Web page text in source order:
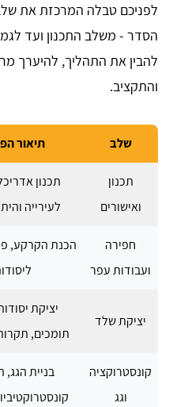
לפניכם טבלה המרכזת את
הסדר - משלב התכנון ועד
להבין את התהליך, להיערך
והתקציב.
שלב תיאור
תכנון
ואישורים
תכנון
לעירייה
חפירה
ועבודות עפר
הכנת הקרקע,
יציקת שלד
יציקת
תומכים,
קונסטרוקציה
וגג
בניית הגג,